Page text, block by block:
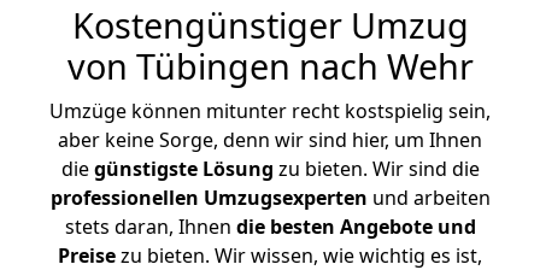
Kostengünstiger Umzug
von Tübingen nach Wehr
Umzüge können mitunter recht kostspielig sein,
aber keine Sorge, denn wir sind hier, um Ihnen
diegünstigste Lösung zu bieten. Wir sind die
professionellen Umzugsexperten und arbeiten
stets daran, Ihnen die besten Angebote und
Preisezu bieten. Wir wissen, wie wichtig es ist,